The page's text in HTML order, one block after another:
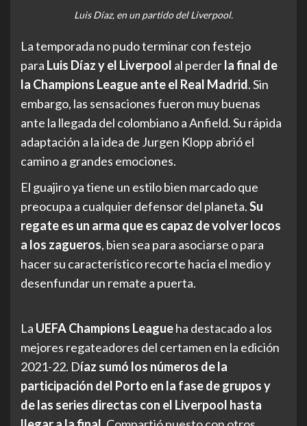
Luis Díaz, en un partido del Liverpool.
La temporada no pudo terminar con festejo
para Luis Díaz y el Liverpool al perderla final de
la Champions League ante el Real Madrid. Sin
embargo, las sensaciones fueron muy buenas
ante la llegada del colombiano a Anfield. Su rápida
adaptación a la idea de Jurgen Klopp abrió el
camino a grandes emociones.
El guajiro ya tiene un estilo bien marcado que
preocupa a cualquier defensor del planeta.Su
regate es un arma que es capaz de volver locos
a los zagueros, bien sea para asociarse o para
hacer su característico recorte hacia el medio y
desenfundar un remate a puerta.
La UEFA Champions Leagueha destacado a los
mejores regateadores del certamen en la edición
2021-22. Díaz sumó los números de la
participación del Porto en la fase de grupos y
de las series directas con el Liverpool hasta